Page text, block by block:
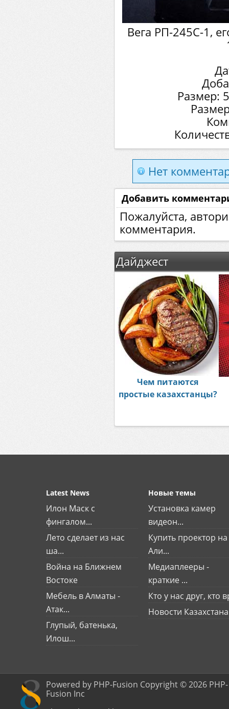
Вега РП-245С-1,
Размер:
Нет
Добавить
Пожалуйста,
комментария.
Дайджест
Чем питаются
простые казахстанцы?
Latest News
Илон Маск с
фингалом...
Лето сделает из нас
ша...
Война на Ближнем
Востоке
Мебель в Алматы -
Атак...
Глупый, батенька,
Илош...
Новые темы
Установка камер
видеон...
Купить проектор на
Али...
Медиаплееры -
краткие ...
Кто у нас друг, кто
Новости Казахстана
Powered by PHP-Fusion Copyright © 2026 PHP-
Fusion Inc